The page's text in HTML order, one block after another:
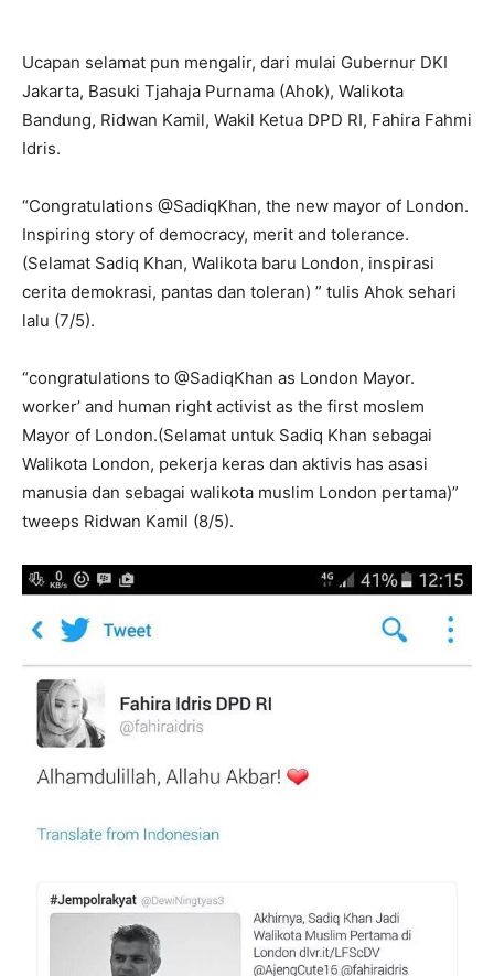
Ucapan selamat pun mengalir, dari mulai Gubernur DKI
Jakarta, Basuki Tjahaja Purnama (Ahok), Walikota
Bandung, Ridwan Kamil, Wakil Ketua DPD RI, Fahira Fahmi
Idris.
“Congratulations @SadiqKhan, the new mayor of London.
Inspiring story of democracy, merit and tolerance.
(Selamat Sadiq Khan, Walikota baru London, inspirasi
cerita demokrasi, pantas dan toleran) ” tulis Ahok sehari
lalu (7/5).
“congratulations to @SadiqKhan as London Mayor.
worker’ and human right activist as the first moslem
Mayor of London.(Selamat untuk Sadiq Khan sebagai
Walikota London, pekerja keras dan aktivis has asasi
manusia dan sebagai walikota muslim London pertama)”
tweeps Ridwan Kamil (8/5).